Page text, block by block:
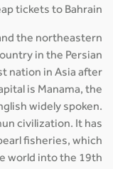
tickets to Bahrain!
and the northeastern
in the Persian
nation in Asia after
is Manama, the
widely spoken.
civilization. It has
fisheries, which
world into the 19th